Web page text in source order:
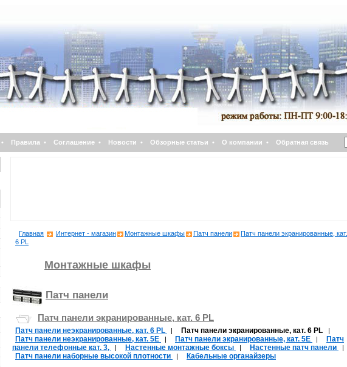
• Правила • Соглашение • Новости • Обзорные статьи • О компании • Обратная связь
Главная Интернет - магазин Монтажные шкафы Патч панели
Патч панели экранированные, кат.
6 PL
Монтажные шкафы
Патч панели
Патч панели экранированные, кат. 6 PL
Патч панели неэкранированные, кат. 6 PL | Патч панели экранированные, кат. 6 PL |
Патч панели неэкранированные, кат. 5Е | Патч панели экранированные, кат. 5Е |
Патч
панели телефонные кат. 3,
| Настенные монтажные боксы | Настенные патч панели |
Патч панели наборные высокой плотности | Кабельные органайзеры